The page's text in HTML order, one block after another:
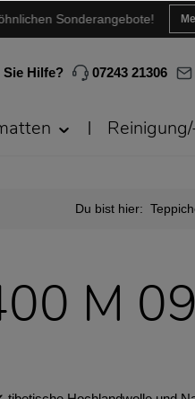
Sonderangebote!
Hilfe? 07243 21306
Du bist hier:
M